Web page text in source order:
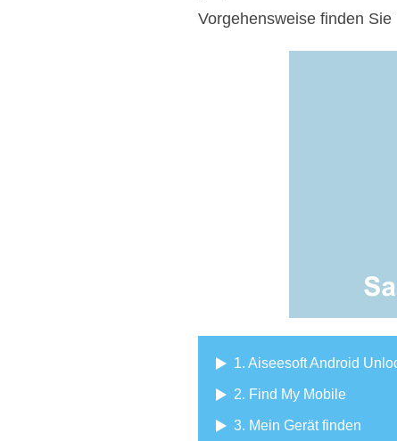
Vorgehensweise finden
1. Aiseesoft Android
2. Find My Mobile
3. Mein Gerät finden